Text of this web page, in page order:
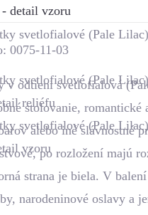
0075-11-03
v odtieni svetlofialová
stolovanie, romantické
alebo iné slávnostné
po rozložení majú
strana je biela. V
narodeninové oslavy a